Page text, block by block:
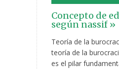
Concepto de
según nassif »
Teoría de la
teoría de la
es el pilar